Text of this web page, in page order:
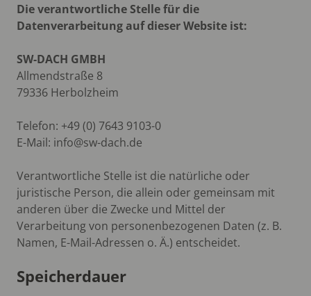
Die verantwortliche Stelle für die
Datenverarbeitung auf dieser Website ist:
SW-DACH GMBH
Allmendstraße 8
79336 Herbolzheim
Telefon: +49 (0) 7643 9103-0
E-Mail: info@sw-dach.de
Verantwortliche Stelle ist die natürliche oder
juristische Person, die allein oder gemeinsam mit
anderen über die Zwecke und Mittel der
Verarbeitung von personenbezogenen Daten (z. B.
Namen, E-Mail-Adressen o. Ä.) entscheidet.
Speicherdauer